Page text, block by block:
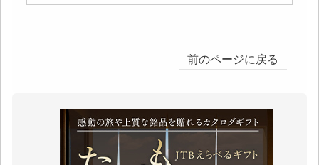
前のページに戻る